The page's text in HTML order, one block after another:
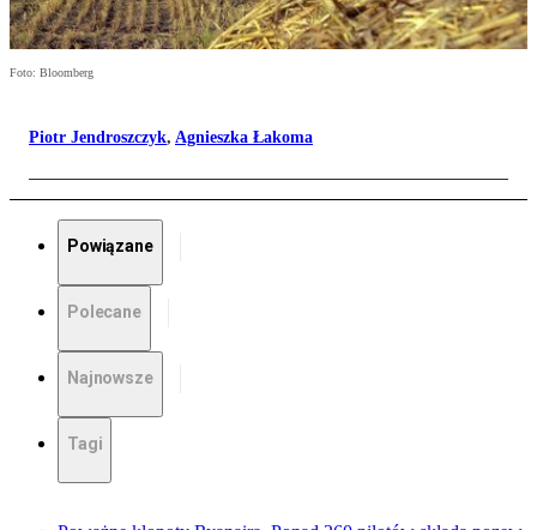
Foto: Bloomberg
Piotr Jendroszczyk, Agnieszka Łakoma
Powiązane
Polecane
Najnowsze
Tagi